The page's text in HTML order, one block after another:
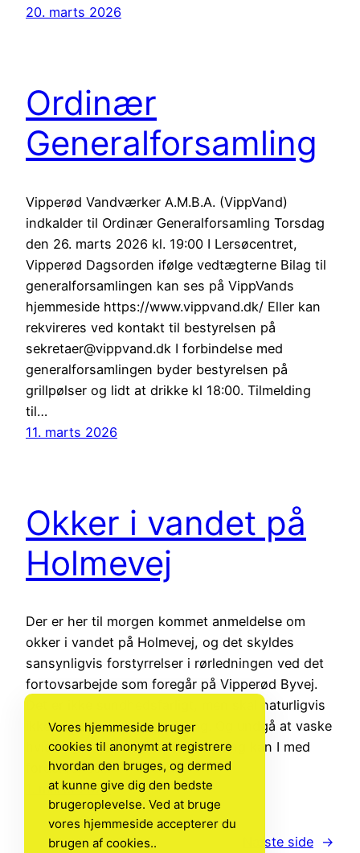
20. marts 2026
Ordinær
Generalforsamling
Vipperød Vandværker A.M.B.A. (VippVand)
indkalder til Ordinær Generalforsamling Torsdag
den 26. marts 2026 kl. 19:00 I Lersøcentret,
Vipperød Dagsorden ifølge vedtægterne Bilag til
generalforsamlingen kan ses på VippVands
hjemmeside https://www.vippvand.dk/ Eller kan
rekvireres ved kontakt til bestyrelsen på
sekretaer@vippvand.dk I forbindelse med
generalforsamlingen byder bestyrelsen på
grillpølser og lidt at drikke kl 18:00. Tilmelding
til…
11. marts 2026
Okker i vandet på
Holmevej
Der er her til morgen kommet anmeldelse om
okker i vandet på Holmevej, og det skyldes
sansynligvis forstyrrelser i rørledningen ved det
fortovsarbejde som foregår på Vipperød Byvej.
Det er ikke sundhedsfarligt, men skal naturligvis
ikke indtages i større omfang. Og undgå at vaske
hvidt tøj. Hvis i oplever misfarvning kan I med
fordel rense…
1. marts 2026
Næste side →
Vores hjemmeside bruger
cookies til anonymt at registrere
hvordan den bruges, og dermed
at kunne give dig den bedste
brugeroplevelse. Ved at bruge
vores hjemmeside accepterer du
brugen af cookies..